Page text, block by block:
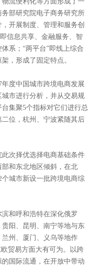
部研究院电子商务研究所
开展制度、管理和服务创
信息共享、金融服务、智
系；“两平台”即线上综合
，形成了固定特点。
度中国城市跨境电商发展
市进行分析，并从交易规
集聚5个指标对它们进行总
位，杭州、宁波紧随其后
次择优选择电商基础条件
和东北地区倾斜，在北
城市新设一批跨境电商综
和呼和浩特在深化俄罗
阳、昆明、南宁等地与东
州、厦门、义乌等地作
贸易方面大有可为。以跨
国际流通，在开放中带动